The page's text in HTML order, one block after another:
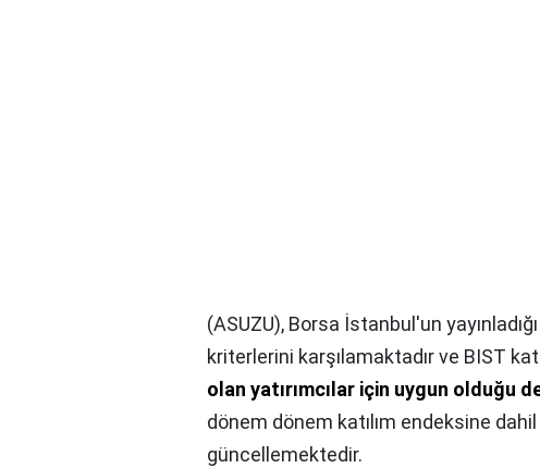
(ASUZU), Borsa İstanbul'un
kriterlerini karşılamaktadır ve BIST
olan yatırımcılar için uygun olduğu
dönem dönem katılım endeksine
güncellemektedir.